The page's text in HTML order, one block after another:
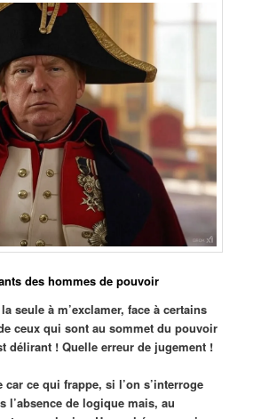
des hommes de pouvoir
seule à m’exclamer, face à certains
ceux qui sont au sommet du pouvoir
délirant ! Quelle erreur de jugement !
car ce qui frappe, si l’on s’interroge
l’absence de logique mais, au